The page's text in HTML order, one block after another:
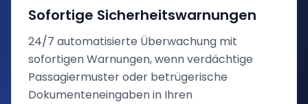
Sofortige Sicherheitswarnungen
24/7 automatisierte Überwachung mit
sofortigen Warnungen, wenn verdächtige
Passagiermuster oder betrügerische
Dokumenteneingaben in Ihren